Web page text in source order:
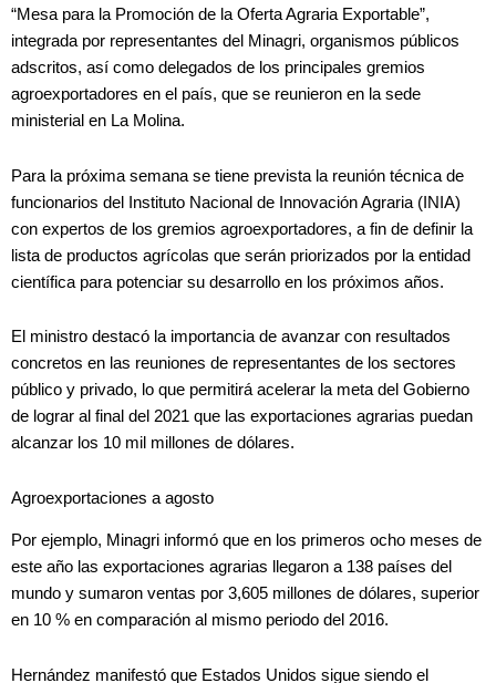
“Mesa para la Promoción de la Oferta Agraria Exportable”,
integrada por representantes del Minagri, organismos públicos
adscritos, así como delegados de los principales gremios
agroexportadores en el país, que se reunieron en la sede
ministerial en La Molina.
Para la próxima semana se tiene prevista la reunión técnica de
funcionarios del Instituto Nacional de Innovación Agraria (INIA)
con expertos de los gremios agroexportadores, a fin de definir la
lista de productos agrícolas que serán priorizados por la entidad
científica para potenciar su desarrollo en los próximos años.
El ministro destacó la importancia de avanzar con resultados
concretos en las reuniones de representantes de los sectores
público y privado, lo que permitirá acelerar la meta del Gobierno
de lograr al final del 2021 que las exportaciones agrarias puedan
alcanzar los 10 mil millones de dólares.
Agroexportaciones a agosto
Por ejemplo, Minagri informó que en los primeros ocho meses de
este año las exportaciones agrarias llegaron a 138 países del
mundo y sumaron ventas por 3,605 millones de dólares, superior
en 10 % en comparación al mismo periodo del 2016.
Hernández manifestó que Estados Unidos sigue siendo el